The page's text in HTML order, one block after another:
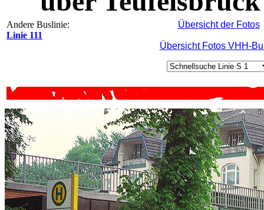
Andere Buslinie:
Linie 111
Übersicht der Fotos
Übersicht Fotos VHH-